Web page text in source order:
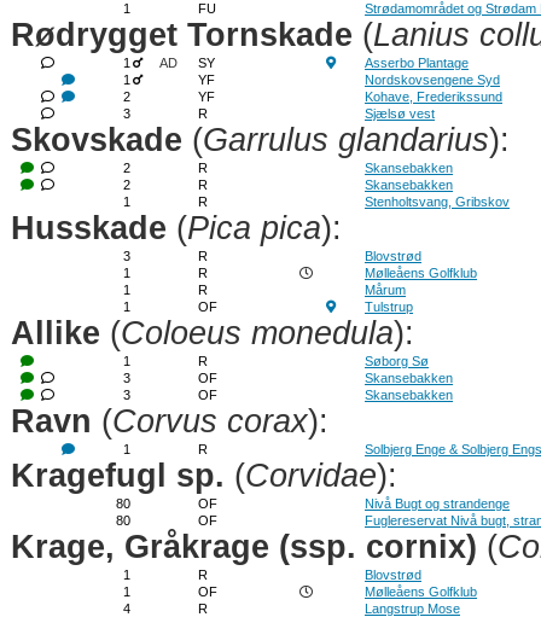
1
FU Strødamområdet og Strødam
Rødrygget Tornskade (Lanius
1 AD SY
Asserbo Plantage
1
YF
Nordskovsengene Syd
2
YF
Kohave, Frederikssund
3
R Sjælsø vest
Skovskade (Garrulus glandarius):
2 R
Skansebakken
2
R
Skansebakken
1
R Stenholtsvang, Gribskov
Husskade (Pica pica):
3 R
Blovstrød
1
R
Mølleåens Golfklub
1
R
Mårum
1
OF Tulstrup
Allike (Coloeus monedula):
1 R
Søborg Sø
3
OF
Skansebakken
3
OF Skansebakken
Ravn (Corvus corax):
1 R Solbjerg Enge & Solbjerg
Kragefugl sp. (Corvidae):
80 OF
Nivå Bugt og strandenge
80
OF Fuglereservat Nivå bugt,
Krage, Gråkrage (ssp. cornix) (
1 R
Blovstrød
1
OF
Mølleåens Golfklub
4
R
Langstrup Mose